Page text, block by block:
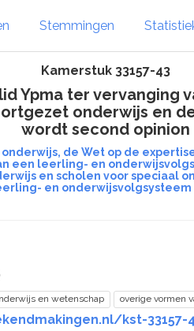
Stemmingen
Kamerstuk 33157-43
Ypma ter vervanging
onderwijs en
wordt second opinion
de Wet op de
een leerling- en
en scholen voor speciaal
en onderwijsvolgsysteem
en wetenschap overige vormen
kst-33157-